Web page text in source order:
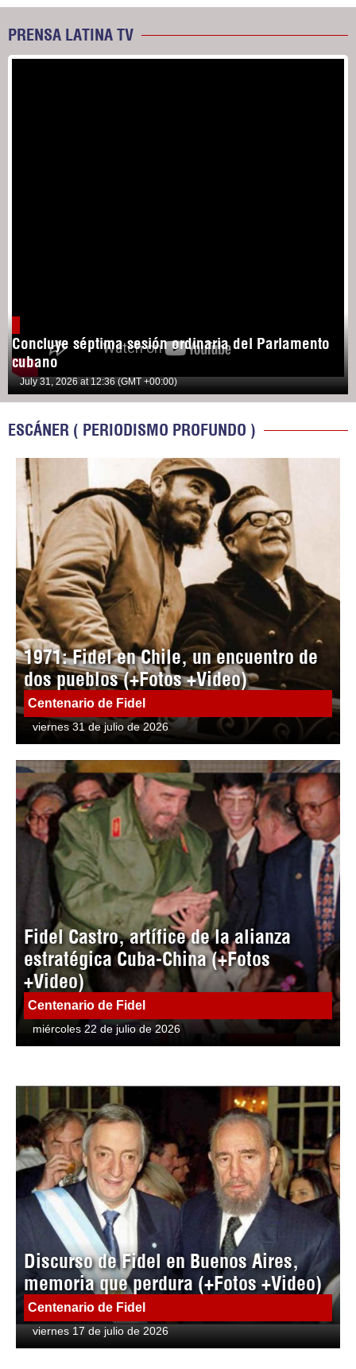
PRENSA LATINA TV
Concluye séptima sesión ordinaria del Parlamento
cubano
July 31, 2026 at 12:36 (GMT +00:00)
ESCÁNER ( PERIODISMO PROFUNDO )
1971: Fidel en Chile, un encuentro de
dos pueblos (+Fotos +Video)
Centenario de Fidel
viernes 31 de julio de 2026
Fidel Castro, artífice de la alianza
estratégica Cuba-China (+Fotos
+Video)
Centenario de Fidel
miércoles 22 de julio de 2026
Discurso de Fidel en Buenos Aires,
memoria que perdura (+Fotos +Video)
Centenario de Fidel
viernes 17 de julio de 2026